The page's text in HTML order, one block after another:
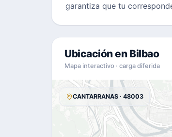
garantiza que tu
Ubicación en Bilbao
Mapa interactivo · carga diferida
CANTARRANAS · 48003